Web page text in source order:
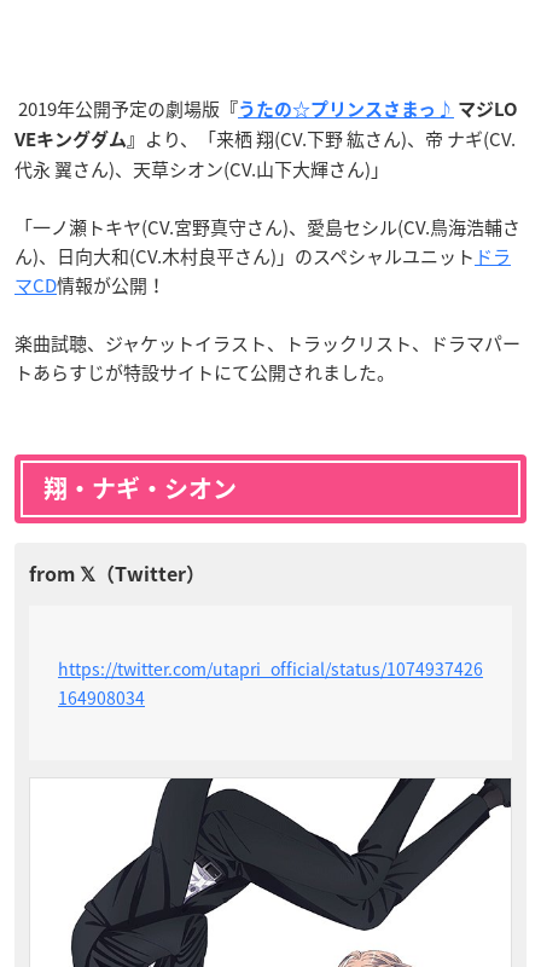
2019年公開予定の劇場版 『うたの☆プリンスさまっ♪ マジLO
VEキングダム』
より、「来栖 翔(CV.下野 紘さん)、帝 ナギ(CV.
代永 翼さん)、天草シオン(CV.山下大輝さん)」
「一ノ瀬トキヤ(CV.宮野真守さん)、愛島セシル(CV.鳥海浩輔さ
ん)、日向大和(CV.木村良平さん)」のスペシャルユニット ドラ
マCD情報が公開！
楽曲試聴、ジャケットイラスト、トラックリスト、ドラマパー
トあらすじが特設サイトにて公開されました。
翔・ナギ・シオン
https://twitter.com/utapri_official/status/1074937426
164908034